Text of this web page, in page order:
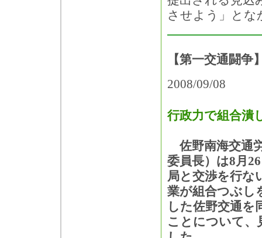
させよう」とな
【第一交通闘
2008/09/08
行政力で組合潰
佐野南海交通
委員長）は8月
局と交渉を行な
業が組合つぶし
した佐野交通を
ことについて、